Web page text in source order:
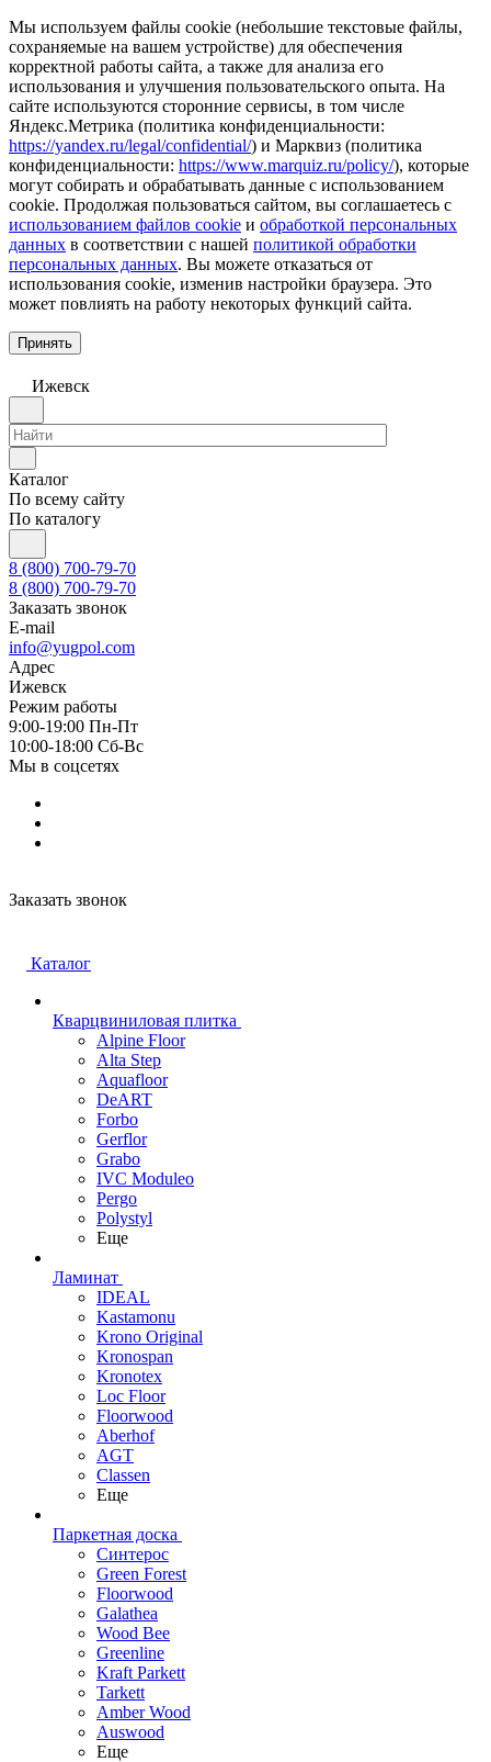
Мы используем файлы cookie (небольшие текстовые файлы,
сохраняемые на вашем устройстве) для обеспечения
корректной работы сайта, а также для анализа его
использования и улучшения пользовательского опыта. На
сайте используются сторонние сервисы, в том числе
Яндекс.Метрика (политика конфиденциальности:
https://yandex.ru/legal/confidential/) и Марквиз (политика
конфиденциальности: https://www.marquiz.ru/policy/), которые
могут собирать и обрабатывать данные с использованием
cookie. Продолжая пользоваться сайтом, вы соглашаетесь с
использованием файлов cookie и обработкой персональных
данных в соответствии с нашей политикой обработки
персональных данных. Вы можете отказаться от
использования cookie, изменив настройки браузера. Это
может повлиять на работу некоторых функций сайта.
Принять
Ижевск
Каталог
По всему сайту
По каталогу
8 (800) 700-79-70
8 (800) 700-79-70
Заказать звонок
E-mail
info@yugpol.com
Адрес
Ижевск
Режим работы
9:00-19:00 Пн-Пт
10:00-18:00 Cб-Вс
Мы в соцсетях
Заказать звонок
Каталог
Кварцвиниловая плитка
Alpine Floor
Alta Step
Aquafloor
DeART
Forbo
Gerflor
Grabo
IVC Moduleo
Pergo
Polystyl
Еще
Ламинат
IDEAL
Kastamonu
Krono Original
Kronospan
Kronotex
Loc Floor
Floorwood
Aberhof
AGT
Classen
Еще
Паркетная доска
Синтерос
Green Forest
Floorwood
Galathea
Wood Bee
Greenline
Kraft Parkett
Tarkett
Amber Wood
Auswood
Еще